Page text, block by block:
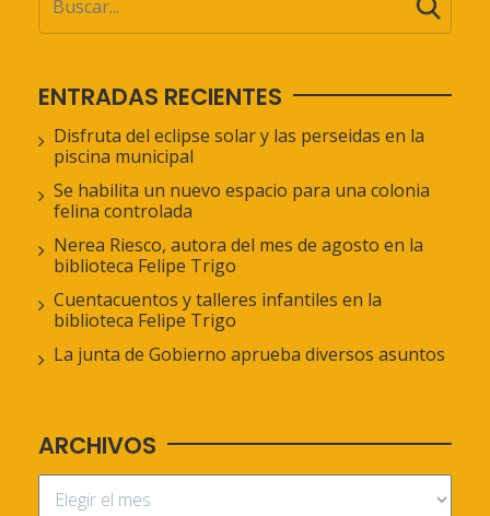
ENTRADAS RECIENTES
Disfruta del eclipse solar y las perseidas en la
piscina municipal
Se habilita un nuevo espacio para una colonia
felina controlada
Nerea Riesco, autora del mes de agosto en la
biblioteca Felipe Trigo
Cuentacuentos y talleres infantiles en la
biblioteca Felipe Trigo
La junta de Gobierno aprueba diversos asuntos
ARCHIVOS